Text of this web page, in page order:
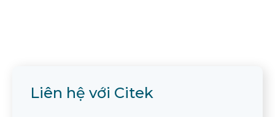
Liên hệ với Citek